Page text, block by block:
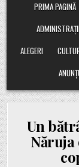
PRIMA PAGINĂ
ALEGERI
Un
Năruja